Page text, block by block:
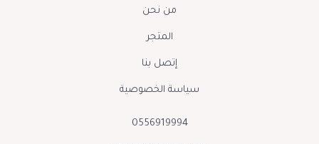
من نحن
المتجر
إتصل بنا
سياسة الخصوصية
0556919994